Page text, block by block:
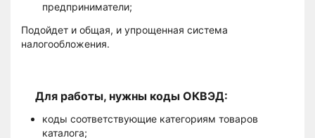
предприниматели;
Подойдет и общая, и упрощенная система
налогообложения.
Для работы, нужны коды ОКВЭД:
коды соответствующие категориям товаров
каталога;